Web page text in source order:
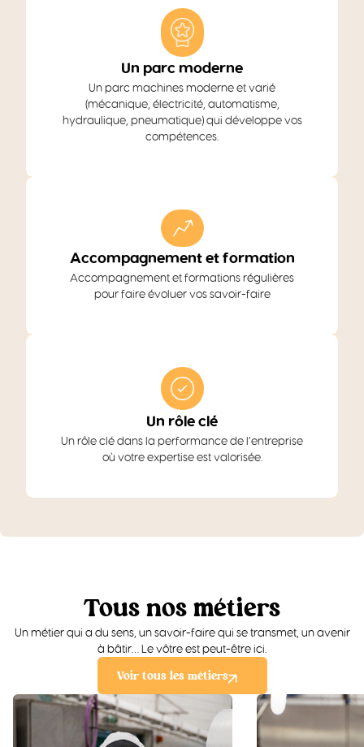
Un parc moderne
Un parc machines moderne et varié
(mécanique, électricité, automatisme,
hydraulique, pneumatique) qui développe vos
compétences.
Accompagnement et formation
Accompagnement et formations régulières
pour faire évoluer vos savoir-faire
Un rôle clé
Un rôle clé dans la performance de l’entreprise
où votre expertise est valorisée.
Tous nos métiers
Un métier qui a du sens, un savoir-faire qui se transmet, un avenir
à bâtir… Le vôtre est peut-être ici.
Voir tous les métiers